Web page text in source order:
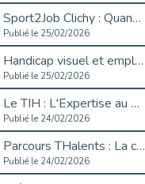
Sport2Job Clichy : Quand le terrain devient le plus beau des bureaux
Publié le 25/02/2026
Handicap visuel et emploi : lever les obstacles pour révéler les - vidéo
Publié le 25/02/2026
Le TIH : L'Expertise au Service de l'Inclusion
Publié le 24/02/2026
Parcours THalents : La complémentarité au service de l'Emploi.
Publié le 24/02/2026